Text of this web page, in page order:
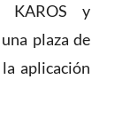
KAROS y
plaza de
aplicación